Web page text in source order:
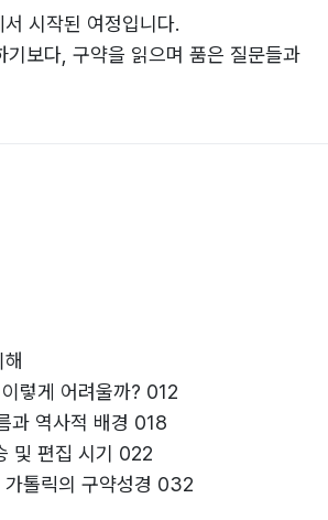
서 시작된 여정입니다.
기보다, 구약을 읽으며 품은 질문들과
깨달음을 담담히 나눕니다.
도 묵묵히 손 내미시는 하나님,
시선이 이 책의 중심에 있습니다.
를 기도합니다.
렇게 어려울까? 012
과 역사적 배경 018
및 편집 시기 022
톨릭의 구약성경 032